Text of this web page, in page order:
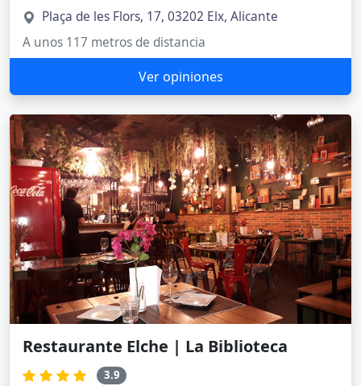
Plaça de les Flors, 17, 03202 Elx, Alicante
A unos 117 metros de distancia
Ver opiniones
Restaurante Elche | La Biblioteca
3.9